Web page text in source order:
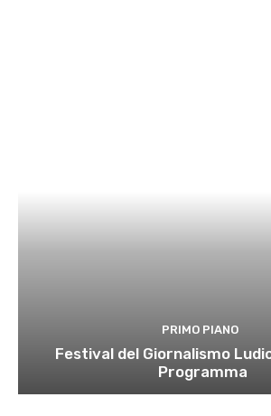
PRIMO PIANO
Festival del Giornalismo
Programma